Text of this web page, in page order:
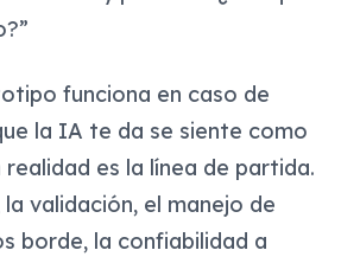
funciona en caso de
la IA te da se siente como
es la línea de partida.
validación, el manejo de
borde, la confiabilidad a